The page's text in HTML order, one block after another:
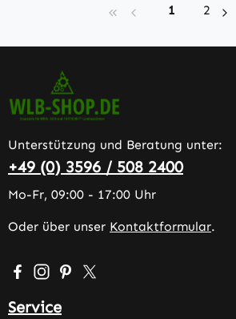
Seite
1 Seite
2
Unterstützung und Beratung unter:
+49 (0) 3596 / 508 2400
Mo-Fr, 09:00 - 17:00 Uhr
Oder über unser Kontaktformular.
Besuche uns auf Facebook – öffnet
Schau auf Instagram vorbei –
Lass dich auf Pinterest
Folge uns auf X – öffnet
Service